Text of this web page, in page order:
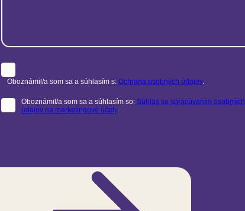
Oboznámil/a som sa a súhlasím s: Ochrana osobných údajov.
Oboznámil/a som sa a súhlasím so: Súhlas so spracúvaním osobných
údajov na marketingové účely.